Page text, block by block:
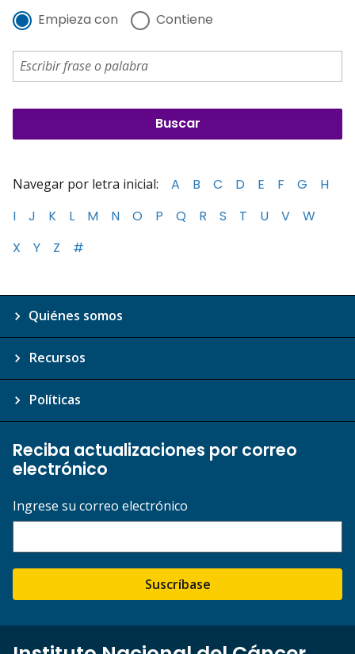
Empieza con Contiene
Navegar por letra inicial: A B C D E F G
H
I
J K L M N O P Q R S T U V
W
X
Y Z #
Quiénes somos
Recursos
Políticas
Reciba actualizaciones por correo
electrónico
Ingrese su correo electrónico
Suscríbase